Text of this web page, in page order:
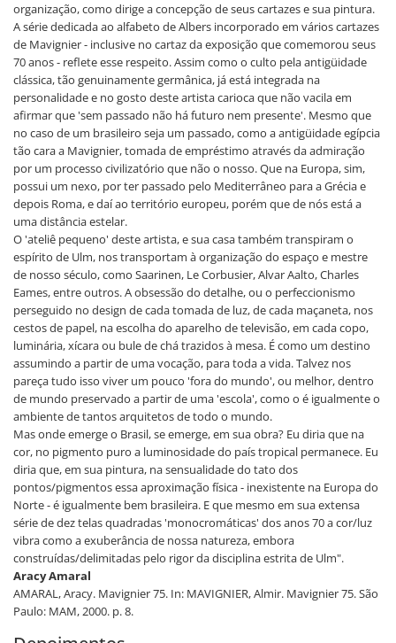
organização, como dirige a concepção de seus cartazes e sua pintura.
A série dedicada ao alfabeto de Albers incorporado em vários cartazes
de Mavignier - inclusive no cartaz da exposição que comemorou seus
70 anos - reflete esse respeito. Assim como o culto pela antigüidade
clássica, tão genuinamente germânica, já está integrada na
personalidade e no gosto deste artista carioca que não vacila em
afirmar que 'sem passado não há futuro nem presente'. Mesmo que
no caso de um brasileiro seja um passado, como a antigüidade egípcia
tão cara a Mavignier, tomada de empréstimo através da admiração
por um processo civilizatório que não o nosso. Que na Europa, sim,
possui um nexo, por ter passado pelo Mediterrâneo para a Grécia e
depois Roma, e daí ao território europeu, porém que de nós está a
uma distância estelar.
O 'ateliê pequeno' deste artista, e sua casa também transpiram o
espírito de Ulm, nos transportam à organização do espaço e mestre
de nosso século, como Saarinen, Le Corbusier, Alvar Aalto, Charles
Eames, entre outros. A obsessão do detalhe, ou o perfeccionismo
perseguido no design de cada tomada de luz, de cada maçaneta, nos
cestos de papel, na escolha do aparelho de televisão, em cada copo,
luminária, xícara ou bule de chá trazidos à mesa. É como um destino
assumindo a partir de uma vocação, para toda a vida. Talvez nos
pareça tudo isso viver um pouco 'fora do mundo', ou melhor, dentro
de mundo preservado a partir de uma 'escola', como o é igualmente o
ambiente de tantos arquitetos de todo o mundo.
Mas onde emerge o Brasil, se emerge, em sua obra? Eu diria que na
cor, no pigmento puro a luminosidade do país tropical permanece. Eu
diria que, em sua pintura, na sensualidade do tato dos
pontos/pigmentos essa aproximação física - inexistente na Europa do
Norte - é igualmente bem brasileira. E que mesmo em sua extensa
série de dez telas quadradas 'monocromáticas' dos anos 70 a cor/luz
vibra como a exuberância de nossa natureza, embora
construídas/delimitadas pelo rigor da disciplina estrita de Ulm".
Aracy Amaral
AMARAL, Aracy. Mavignier 75. In: MAVIGNIER, Almir. Mavignier 75. São
Paulo: MAM, 2000. p. 8.